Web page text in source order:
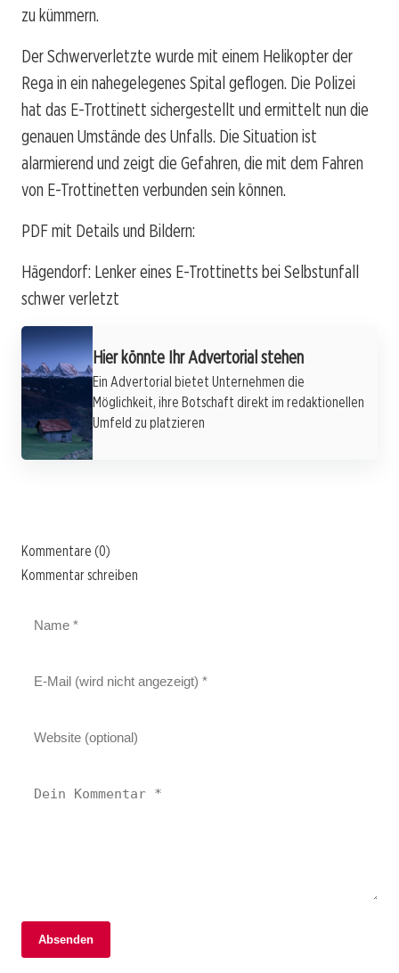
zu kümmern.
Der Schwerverletzte wurde mit einem Helikopter der
Rega in ein nahegelegenes Spital geflogen. Die Polizei
hat das E-Trottinett sichergestellt und ermittelt nun die
genauen Umstände des Unfalls. Die Situation ist
alarmierend und zeigt die Gefahren, die mit dem Fahren
von E-Trottinetten verbunden sein können.
PDF mit Details und Bildern:
Hägendorf: Lenker eines E-Trottinetts bei Selbstunfall
schwer verletzt
Hier könnte Ihr Advertorial stehen
Ein Advertorial bietet Unternehmen die
Möglichkeit, ihre Botschaft direkt im redaktionellen
Umfeld zu platzieren
Kommentare (0)
Kommentar schreiben
Absenden
02. Januar 2026